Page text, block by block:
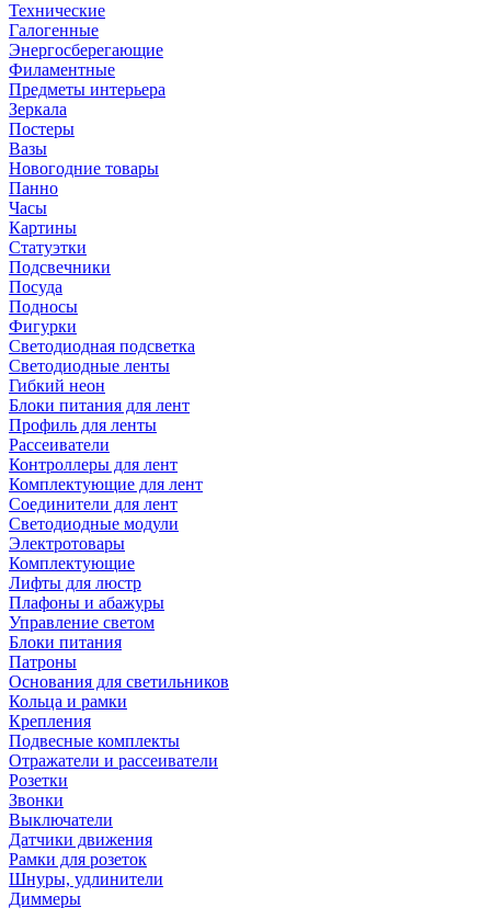
Технические
Галогенные
Энергосберегающие
Филаментные
Предметы интерьера
Зеркала
Постеры
Вазы
Новогодние товары
Панно
Часы
Картины
Статуэтки
Подсвечники
Посуда
Подносы
Фигурки
Светодиодная подсветка
Светодиодные ленты
Гибкий неон
Блоки питания для лент
Профиль для ленты
Рассеиватели
Контроллеры для лент
Комплектующие для лент
Соединители для лент
Светодиодные модули
Электротовары
Комплектующие
Лифты для люстр
Плафоны и абажуры
Управление светом
Блоки питания
Патроны
Основания для светильников
Кольца и рамки
Крепления
Подвесные комплекты
Отражатели и рассеиватели
Розетки
Звонки
Выключатели
Датчики движения
Рамки для розеток
Шнуры, удлинители
Диммеры